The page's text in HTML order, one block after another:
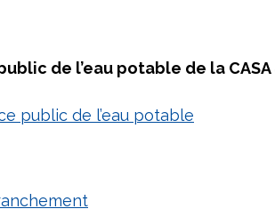
de l’eau potable de la CASA
public de l’eau potable